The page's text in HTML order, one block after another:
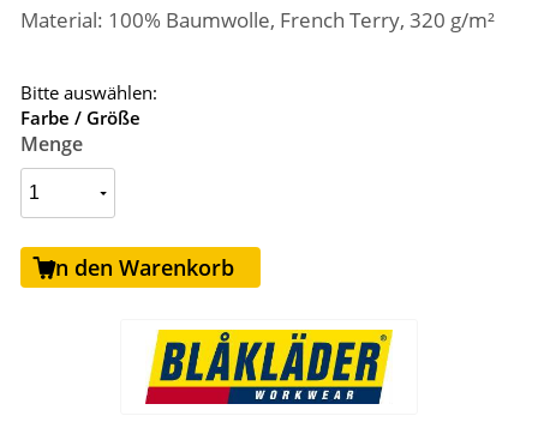
Material: 100% Baumwolle, French Terry, 320 g/m²
Bitte auswählen:
Farbe / Größe
Menge
In den Warenkorb